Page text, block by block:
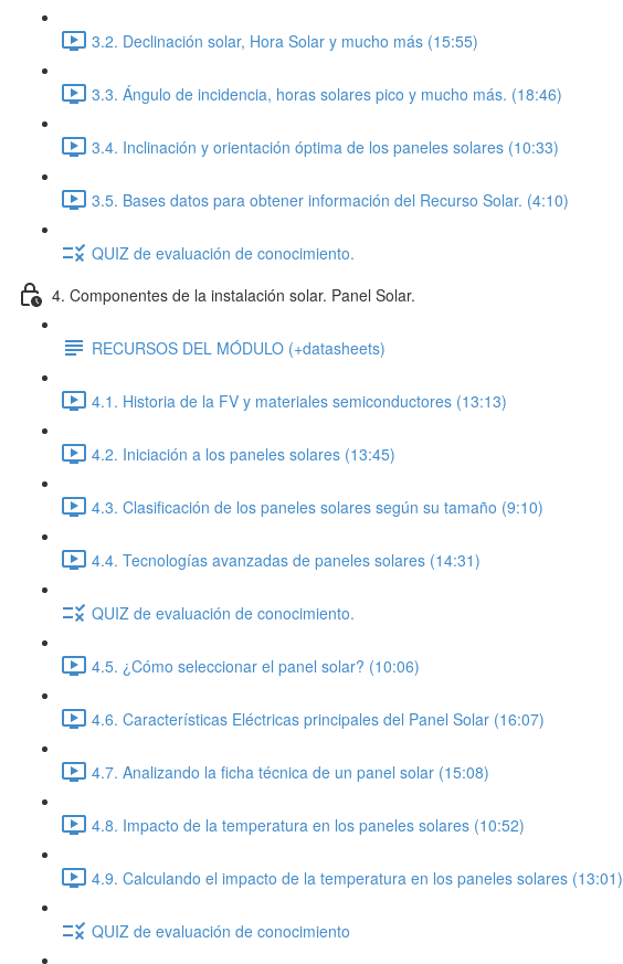
3.2. Declinación solar, Hora Solar y mucho más (15:55)
3.3. Ángulo de incidencia, horas solares pico y mucho más. (18:46)
3.4. Inclinación y orientación óptima de los paneles solares (10:33)
3.5. Bases datos para obtener información del Recurso Solar. (4:10)
QUIZ de evaluación de conocimiento.
4. Componentes de la instalación solar. Panel Solar.
RECURSOS DEL MÓDULO (+datasheets)
4.1. Historia de la FV y materiales semiconductores (13:13)
4.2. Iniciación a los paneles solares (13:45)
4.3. Clasificación de los paneles solares según su tamaño (9:10)
4.4. Tecnologías avanzadas de paneles solares (14:31)
QUIZ de evaluación de conocimiento.
4.5. ¿Cómo seleccionar el panel solar? (10:06)
4.6. Características Eléctricas principales del Panel Solar (16:07)
4.7. Analizando la ficha técnica de un panel solar (15:08)
4.8. Impacto de la temperatura en los paneles solares (10:52)
4.9. Calculando el impacto de la temperatura en los paneles solares (13:01)
QUIZ de evaluación de conocimiento